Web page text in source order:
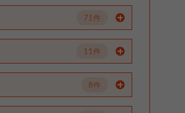
71件
11件
8件